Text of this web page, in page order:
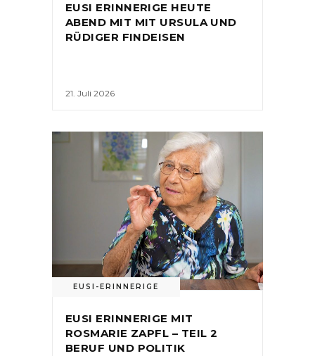
EUSI ERINNERIGE HEUTE
ABEND MIT MIT URSULA UND
RÜDIGER FINDEISEN
21. Juli 2026
EUSI-ERINNERIGE
EUSI ERINNERIGE MIT
ROSMARIE ZAPFL – TEIL 2
BERUF UND POLITIK